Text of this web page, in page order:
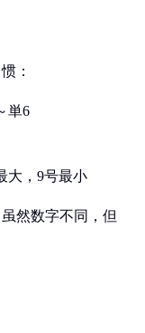
：
単6
大，9号最小
然数字不同，但